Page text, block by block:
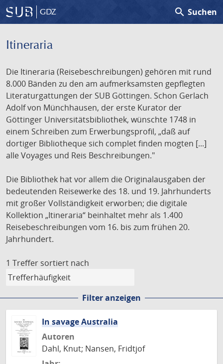
GDZ search Suchen
Itineraria
Die Itineraria (Reisebeschreibungen) gehören mit rund
8.000 Bänden zu den am aufmerksamsten gepflegten
Literaturgattungen der SUB Göttingen. Schon Gerlach
Adolf von Münchhausen, der erste Kurator der
Göttinger Universitätsbibliothek, wünschte 1748 in
einem Schreiben zum Erwerbungsprofil, „daß auf
dortiger Bibliotheque sich complet finden mogten [...]
alle Voyages und Reis Beschreibungen."
Die Bibliothek hat vor allem die Originalausgaben der
bedeutenden Reisewerke des 18. und 19. Jahrhunderts
mit großer Vollständigkeit erworben; die digitale
Kollektion „Itineraria“ beinhaltet mehr als 1.400
Reisebeschreibungen vom 16. bis zum frühen 20.
Jahrhundert.
1 Treffer sortiert nach
Filter anzeigen
In savage Australia
Autoren
Dahl, Knut; Nansen, Fridtjof